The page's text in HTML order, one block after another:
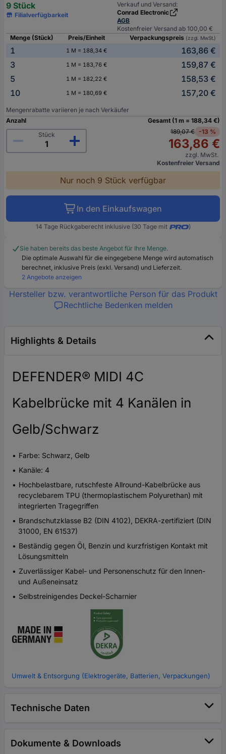
9 Stück
Filialverfügbarkeit
Verkauf und Versand:
Conrad Electronic
AGB
Kostenfreier Versand ab 100,00 €
Menge (Stück)
Preis/Einheit Verpackungspreis (zzgl. MwSt.)
1 1 M = 188,34 €
163,86 €
3
1 M = 183,76 €
159,87 €
5
1 M = 182,22 €
158,53 €
10
1 M = 180,69 € 157,20 €
Mengenrabatte variieren je nach Verkäufer
Anzahl
Stück
Gesamt (1 m = 188,34 €)
189,07 € -13 %
163,86 €
zzgl. MwSt.
Kostenfreier Versand
Nur noch 9 Stück verfügbar
In den Einkaufswagen
14 Tage Rückgaberecht inklusive (30 Tage mit )
Sie haben bereits das beste Angebot für Ihre Menge.
Die optimale Auswahl für die eingegebene Menge wird automatisch
berechnet, inklusive Preis (exkl. Versand) und Lieferzeit.
2 Angebote anzeigen
Hersteller bzw. verantwortliche Person für das Produkt
Rechtliche Bedenken melden
Highlights & Details
DEFENDER® MIDI 4C
Kabelbrücke mit 4 Kanälen in
Gelb/Schwarz
Farbe: Schwarz, Gelb
Kanäle: 4
Hochbelastbare, rutschfeste Allround-Kabelbrücke aus
recyclebarem TPU (thermoplastischem Polyurethan) mit
integrierten Tragegriffen
Brandschutzklasse B2 (DIN 4102), DEKRA-zertifiziert (DIN
31000, EN 61537)
Beständig gegen Öl, Benzin und kurzfristigen Kontakt mit
Lösungsmitteln
Zuverlässiger Kabel- und Personenschutz für den Innen-
und Außeneinsatz
Selbstreinigendes Deckel-Scharnier
Umwelt & Entsorgung (Elektrogeräte, Batterien, Verpackungen)
Technische Daten
Dokumente & Downloads